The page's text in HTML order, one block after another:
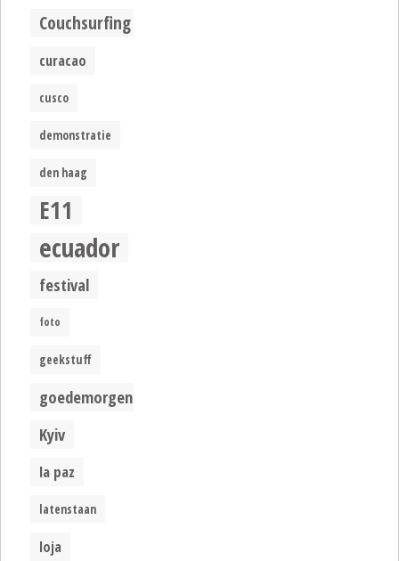
Couchsurfing
curacao
cusco
demonstratie
den haag
E11
ecuador
festival
foto
geekstuff
goedemorgen
Kyiv
la paz
latenstaan
loja